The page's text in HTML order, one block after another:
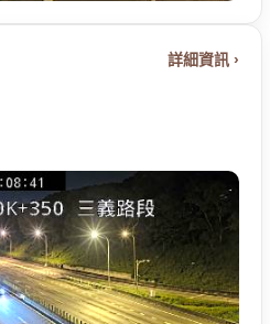
詳細資訊 ›